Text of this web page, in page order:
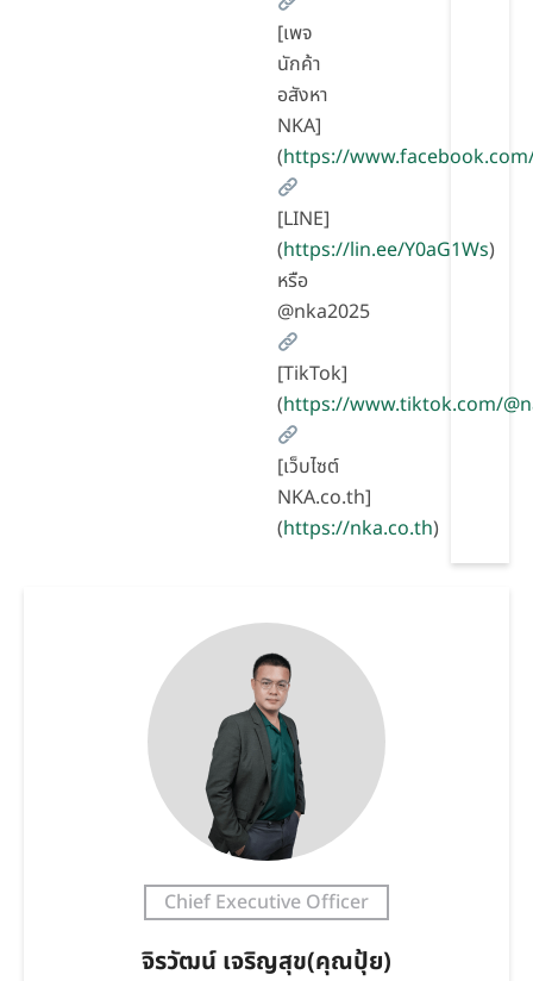
[เพจ
นักค้า
อสังหา
NKA]
(https://
[LINE]
(https://lin.ee/Y0aG1Ws)
หรือ
@nka2025
[TikTok]
(https://www.tiktok.com/
[เว็บไซต์
NKA.co.th]
(https://nka.co.th)
Chief Executive Officer
จิรวัฒน์ เจริญสุข(คุณปุ้ย)